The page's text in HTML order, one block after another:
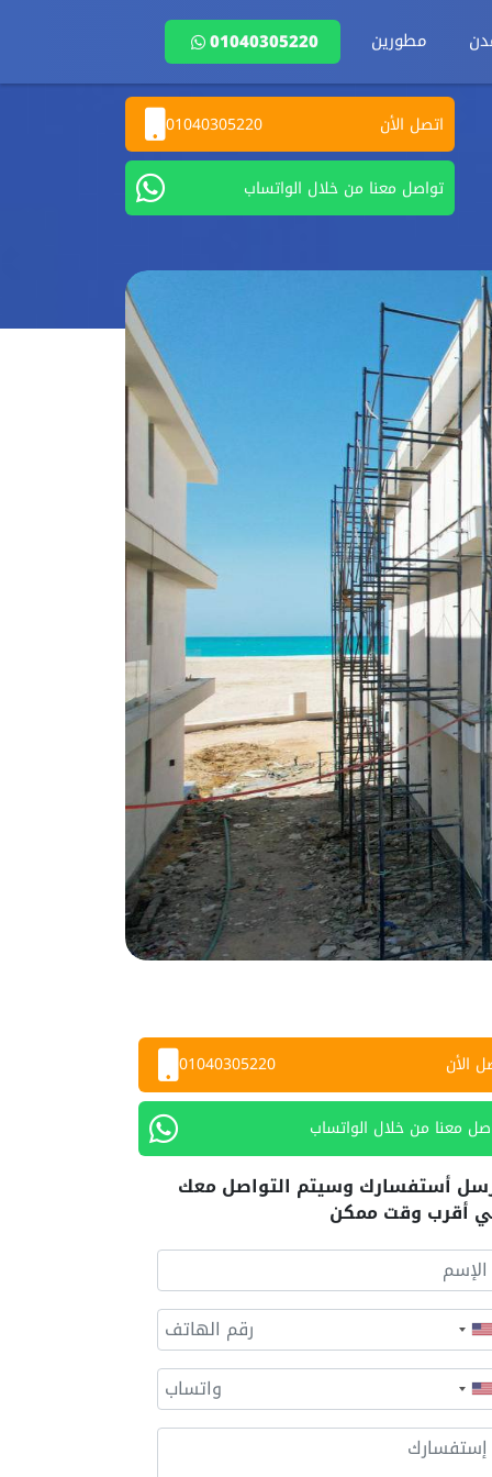
مطورين 01040305220
اتصل الأن 01040305220
تواصل معنا من خلال الواتساب
الأن 01040305220
معنا من خلال الواتساب
أستفسارك وسيتم التواصل معك
أقرب وقت ممكن